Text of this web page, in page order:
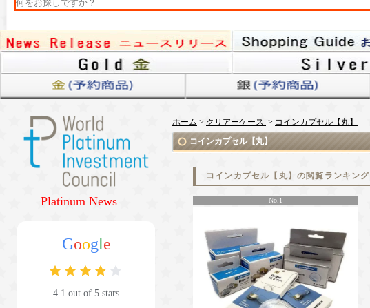
Platinum News
Google
4.1 out of 5 stars
ホーム > クリアーケース > コインカプセル【丸】
コインカプセル【丸】
コインカプセル【丸】の閲覧ランキング
No.1